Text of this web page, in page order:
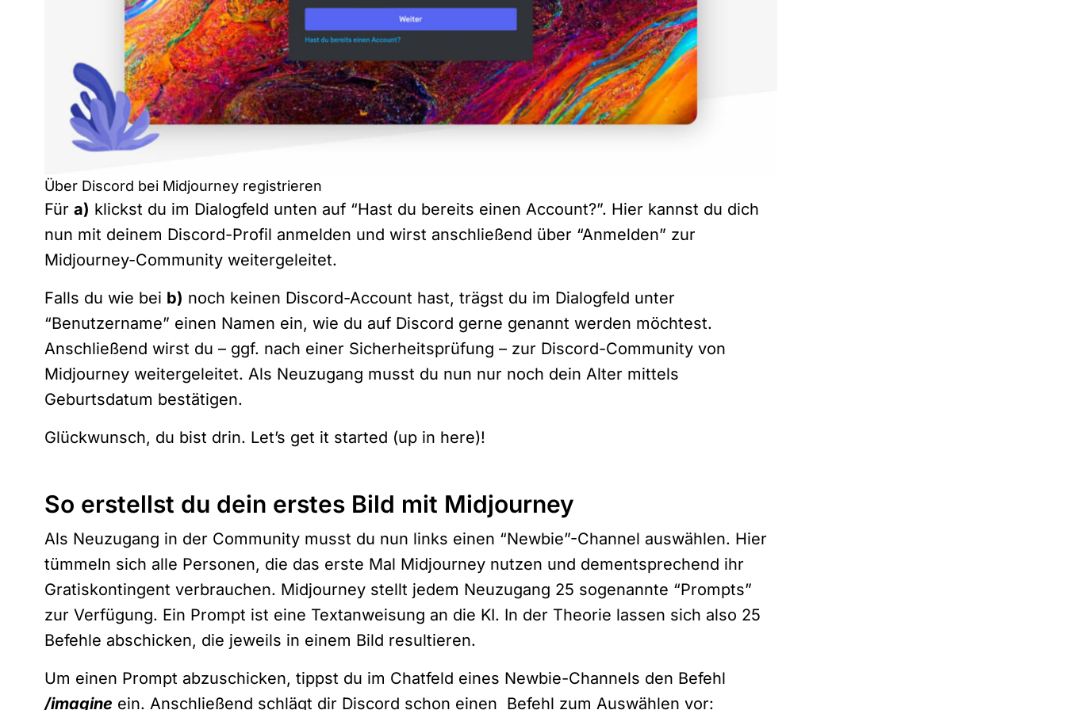
Über Discord bei Midjourney registrieren
Für a) klickst du im Dialogfeld unten auf “Hast du bereits einen Account?”. Hier kannst du dich
nun mit deinem Discord-Profil anmelden und wirst anschließend über “Anmelden” zur
Midjourney-Community weitergeleitet.
Falls du wie bei b) noch keinen Discord-Account hast, trägst du im Dialogfeld unter
“Benutzername” einen Namen ein, wie du auf Discord gerne genannt werden möchtest.
Anschließend wirst du – ggf. nach einer Sicherheitsprüfung – zur Discord-Community von
Midjourney weitergeleitet. Als Neuzugang musst du nun nur noch dein Alter mittels
Geburtsdatum bestätigen.
Glückwunsch, du bist drin. Let’s get it started (up in here)!
So erstellst du dein erstes Bild mit Midjourney
Als Neuzugang in der Community musst du nun links einen “Newbie”-Channel auswählen. Hier
tümmeln sich alle Personen, die das erste Mal Midjourney nutzen und dementsprechend ihr
Gratiskontingent verbrauchen. Midjourney stellt jedem Neuzugang 25 sogenannte “Prompts”
zur Verfügung. Ein Prompt ist eine Textanweisung an die KI. In der Theorie lassen sich also 25
Befehle abschicken, die jeweils in einem Bild resultieren.
Um einen Prompt abzuschicken, tippst du im Chatfeld eines Newbie-Channels den Befehl
/imagine ein. Anschließend schlägt dir Discord schon einen Befehl zum Auswählen vor: